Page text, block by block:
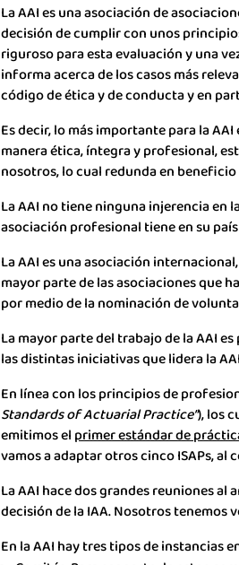
La AAI es una asociación de
decisión de cumplir con unos
riguroso para esta evaluación y una
informa acerca de los casos más
código de ética y de conducta y en
Es decir, lo más importante para la
manera ética, íntegra y profesional,
nosotros, lo cual redunda en
La AAI no tiene ninguna injerencia en
asociación profesional tiene en su
La AAI es una asociación
mayor parte de las asociaciones que
por medio de la nominación de
La mayor parte del trabajo de la AAI
las distintas iniciativas que lidera la
En línea con los principios de
Standards of Actuarial Practice”), los
emitimos el primer estándar de
vamos a adaptar otros cinco ISAPs,
La AAI hace dos grandes reuniones al
decisión de la IAA. Nosotros tenemos
En la AAI hay tres tipos de instancias